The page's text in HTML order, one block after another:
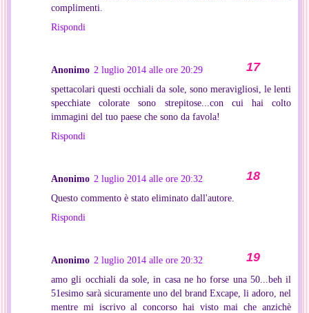
complimenti.
Rispondi
Anonimo 2 luglio 2014 alle ore 20:29
spettacolari questi occhiali da sole, sono meravigliosi, le lenti
specchiate colorate sono strepitose...con cui hai colto
immagini del tuo paese che sono da favola!
Rispondi
Anonimo 2 luglio 2014 alle ore 20:32
Questo commento è stato eliminato dall'autore.
Rispondi
Anonimo 2 luglio 2014 alle ore 20:32
amo gli occhiali da sole, in casa ne ho forse una 50...beh il
51esimo sarà sicuramente uno del brand Excape, li adoro, nel
mentre mi iscrivo al concorso hai visto mai che anzichè